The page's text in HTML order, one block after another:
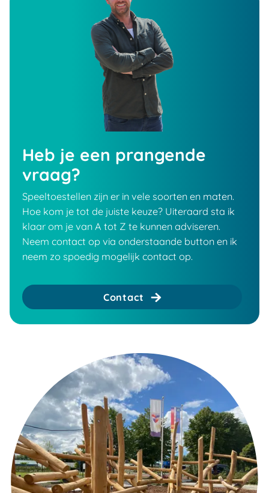
Heb je een prangende
vraag?
Speeltoestellen zijn er in vele soorten en maten.
Hoe kom je tot de juiste keuze? Uiteraard sta ik
klaar om je van A tot Z te kunnen adviseren.
Neem contact op via onderstaande button en ik
neem zo spoedig mogelijk contact op.
Contact